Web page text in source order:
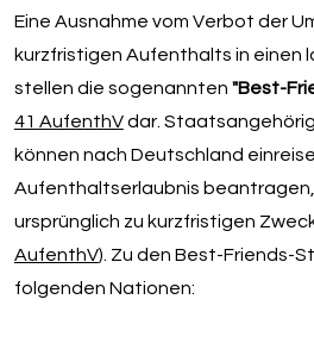
Eine Ausnahme vom Verbot der
kurzfristigen Aufenthalts in einen
stellen die sogenannten "Best-
41 AufenthVdar.
können nach Deutschland
Aufenthaltserlaubnis
ursprünglich zu kurzfristigen
AufenthV). Zu den Best-Friends-
folgenden Nationen: